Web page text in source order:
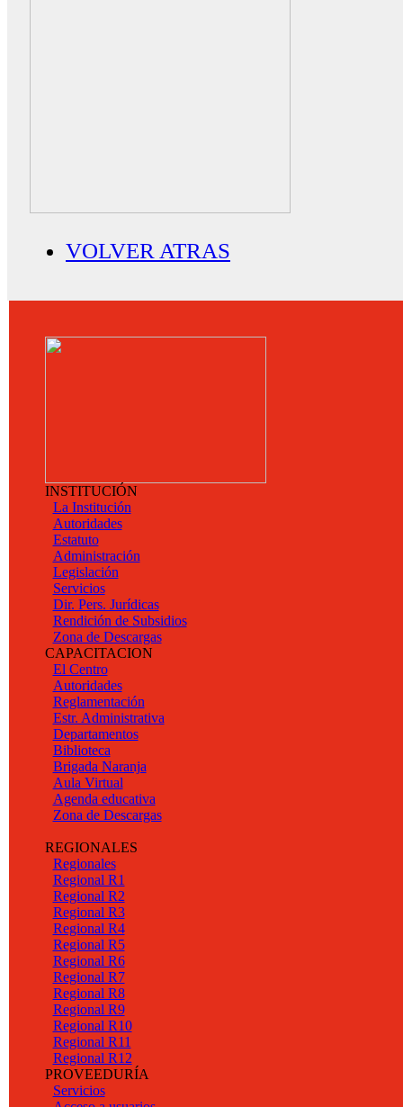
VOLVER ATRAS
INSTITUCIÓN
La Institución
Autoridades
Estatuto
Administración
Legislación
Servicios
Dir. Pers. Jurídicas
Rendición de Subsidios
Zona de Descargas
CAPACITACION
El Centro
Autoridades
Reglamentación
Estr. Administrativa
Departamentos
Biblioteca
Brigada Naranja
Aula Virtual
Agenda educativa
Zona de Descargas
REGIONALES
Regionales
Regional R1
Regional R2
Regional R3
Regional R4
Regional R5
Regional R6
Regional R7
Regional R8
Regional R9
Regional R10
Regional R11
Regional R12
PROVEEDURÍA
Servicios